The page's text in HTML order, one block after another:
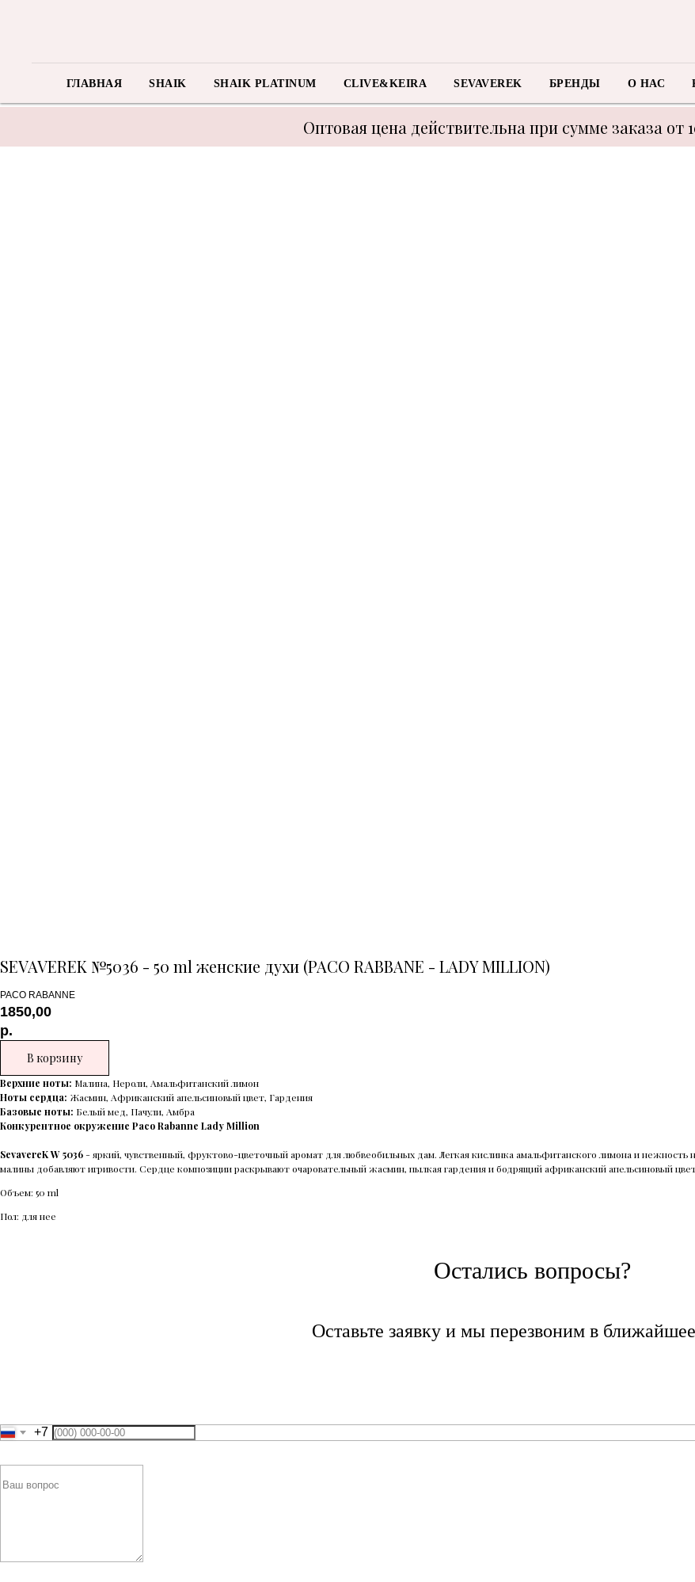
ГЛАВНАЯ SHAIK SHAIK PLATINUM CLIVE&KEIRA SEVAVEREK БРЕНДЫ О НАС
Оптовая цена действительна при сумме заказа от
В связи с техническими моментами цену уточнять у
SEVAVEREK №5036 - 50 ml женские духи (PACO RABBANE - LADY MILLION)
PACO RABANNE
1850,00
р.
В корзину
Верхние ноты: Малина, Нероли, Амальфитанский лимон
Ноты сердца: Жасмин, Африканский апельсиновый цвет, Гардения
Базовые ноты: Белый мед, Пачули, Амбра
Конкурентное окружение Paco Rabanne Lady Million
SevavereK W 5036- яркий, чувственный, фруктово-цветочный аромат для любвеобильных дам. Легкая кислинка амальфитанского лимона и нежность
малины добавляют игривости. Сердце композиции раскрывают очаровательный жасмин, пылкая гардения и бодрящий африканский апельсиновый
Объем: 50 ml
Пол: для нее
Остались вопросы?
Оставьте заявку и мы перезвоним в
+7